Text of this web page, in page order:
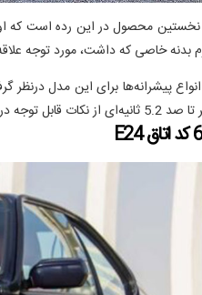
بدنه خاصی که داشت، مورد توجه
در این خودرو است.